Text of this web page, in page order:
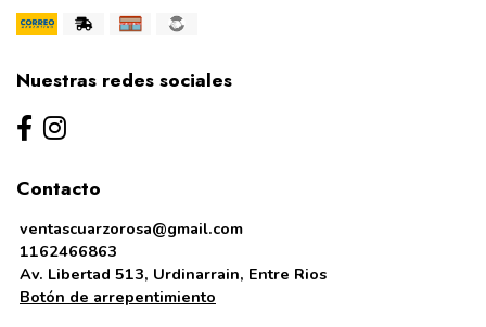
Nuestras redes sociales
Contacto
ventascuarzorosa@gmail.com
1162466863
Av. Libertad 513, Urdinarrain, Entre Rios
Botón de arrepentimiento